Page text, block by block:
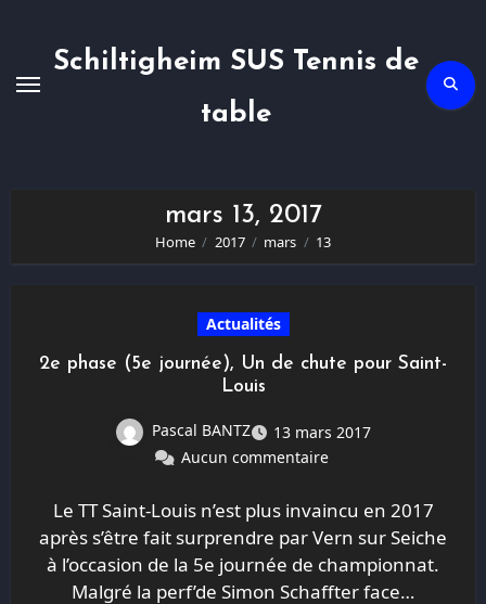
Schiltigheim SUS Tennis de
table
mars 13, 2017
Home 2017 mars 13
Actualités
2e phase (5e journée), Un de chute pour Saint-
Louis
Pascal BANTZ
13 mars 2017
Aucun commentaire
Le TT Saint-Louis n’est plus invaincu en 2017
après s’être fait surprendre par Vern sur Seiche
à l’occasion de la 5e journée de championnat.
Malgré la perf’de Simon Schaffter face…